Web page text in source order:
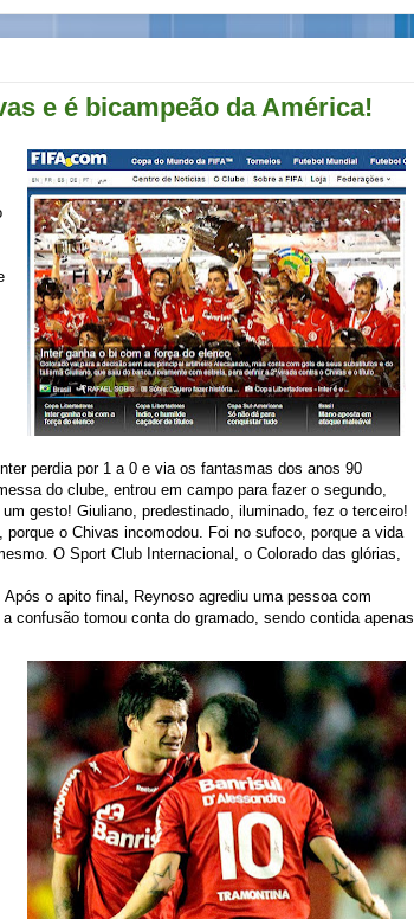
e é bicampeão da América!
perdia por 1 a 0 e via os fantasmas dos anos 90
do clube, entrou em campo para fazer o segundo,
gesto! Giuliano, predestinado, iluminado, fez o terceiro!
o Chivas incomodou. Foi no sufoco, porque a vida
O Sport Club Internacional, o Colorado das glórias,
o apito final, Reynoso agrediu uma pessoa com
confusão tomou conta do gramado, sendo contida apenas